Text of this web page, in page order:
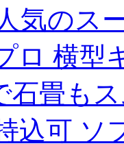
気のス
ロ 横型
石畳も
込可 ソ